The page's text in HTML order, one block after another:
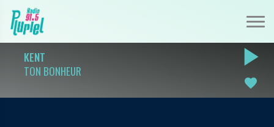
KENT
TON BONHEUR
play_arrow
favorite